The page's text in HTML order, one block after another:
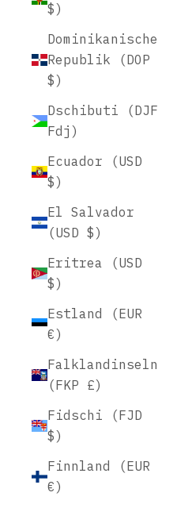
$)
Dominikanische
Republik (DOP
$)
Dschibuti (DJF
Fdj)
Ecuador (USD
$)
El Salvador
(USD $)
Eritrea (USD
$)
Estland (EUR
€)
Falklandinseln
(FKP £)
Fidschi (FJD
$)
Finnland (EUR
€)